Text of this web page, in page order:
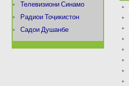
Телевизиони Синамо
Радиои Тоҷикистон
Садои Душанбе